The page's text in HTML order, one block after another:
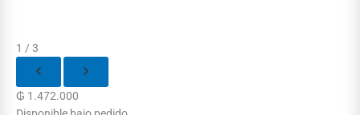
1 / 3
₲ 1.472.000